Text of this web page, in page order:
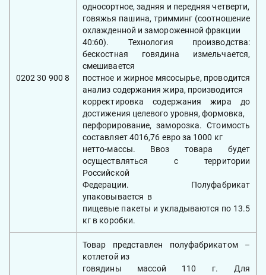
0202 30 900 8
односортное, задняя и передняя четверти,
говяжья пашина, тримминг (соотношение
охлажденной и замороженной фракции
40:60). Технология производства:
бескостная говядина измельчается,
смешивается
постное и жирное мясосырье, проводится
анализ содержания жира, производится
корректировка содержания жира до
достижения целевого уровня, формовка,
перфорирование, заморозка. Стоимость
составляет 4016,76 евро за 1000 кг
нетто-массы. Ввоз товара будет
осуществляться с территории
Российской
Федерации. Полуфабрикат
упаковывается в
пищевые пакеты и укладываются по 13.5
кг в коробки.
Товар представлен полуфабрикатом –
котлетой из
говядины массой 110 г. Для